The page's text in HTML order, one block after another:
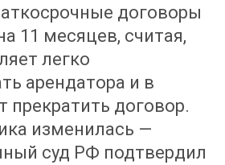
договоры
11 месяцев, считая,
легко
арендатора и в
договор.
изменилась —
суд РФ подтвердил